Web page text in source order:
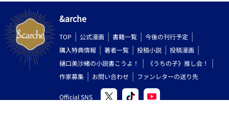
&arche
TOP 公式漫画 書籍一覧
今後の刊行予定
購入特典情報
著者一覧 投稿小説
投稿漫画
樋口美沙緒の小説書こうよ！
《うちの子》推し会！
作家募集
お問い合わせ ファンレターの送り先
Official SNS